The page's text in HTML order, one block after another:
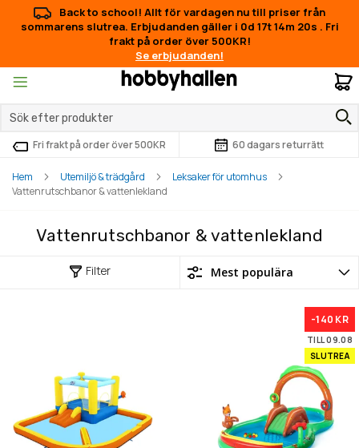
Back to school! Allt för vardagen nu till priser från
sommarens slutrea. Erbjudanden gäller i 0d 17t 14m 20s . Fri
frakt på order över 500KR!
Se erbjudanden!
Fri frakt på order över 500KR 60 dagars returrätt
Hem Utemiljö & trädgård
Leksaker för utomhus
Vattenrutschbanor & vattenlekland
Vattenrutschbanor & vattenlekland
Filter
-140 KR
TILL 09.08
SLUTREA